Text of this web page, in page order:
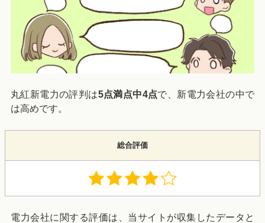
丸紅新電力の評判は5点満点中4点で、新電力会社の中で
は高めです。
総合評価
電力会社に関する評価は、当サイトが収集したデータと